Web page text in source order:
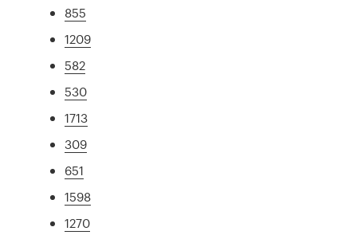
855
1209
582
530
1713
309
651
1598
1270